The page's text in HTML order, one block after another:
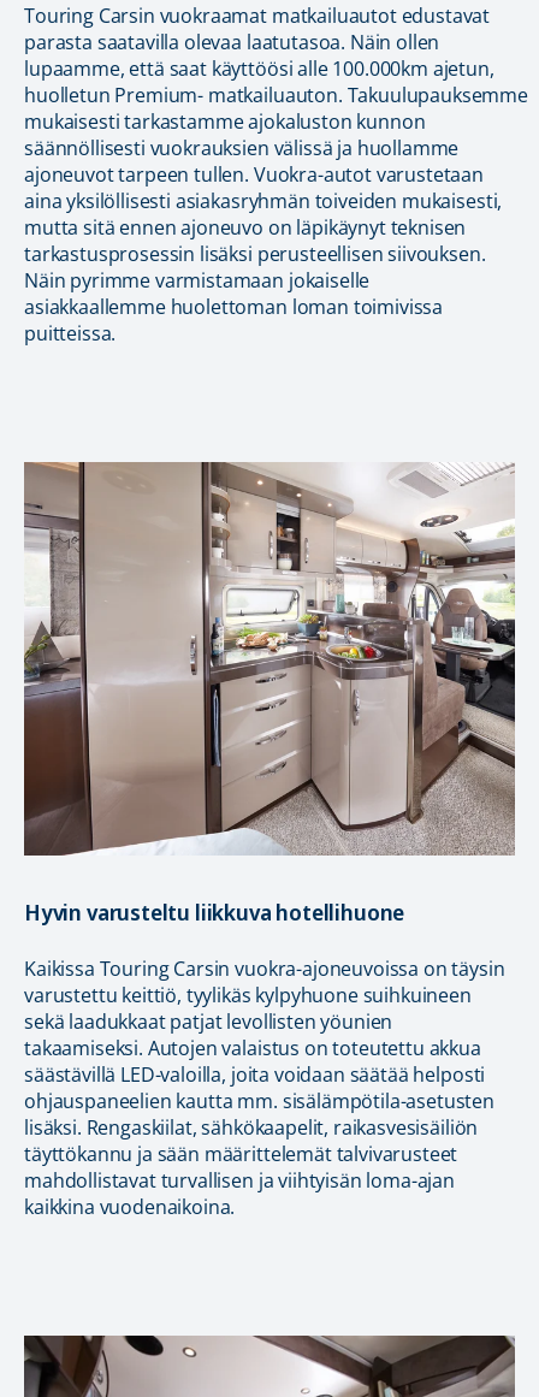
Touring Carsin vuokraamat matkailuautot edustavat
parasta saatavilla olevaa laatutasoa. Näin ollen
lupaamme, että saat käyttöösi alle 100.000km ajetun,
huolletun Premium- matkailuauton. Takuulupauksemme
mukaisesti tarkastamme ajokaluston kunnon
säännöllisesti vuokrauksien välissä ja huollamme
ajoneuvot tarpeen tullen. Vuokra-autot varustetaan
aina yksilöllisesti asiakasryhmän toiveiden mukaisesti,
mutta sitä ennen ajoneuvo on läpikäynyt teknisen
tarkastusprosessin lisäksi perusteellisen siivouksen.
Näin pyrimme varmistamaan jokaiselle
asiakkaallemme huolettoman loman toimivissa
puitteissa.
Hyvin varusteltu liikkuva hotellihuone
Kaikissa Touring Carsin vuokra-ajoneuvoissa on täysin
varustettu keittiö, tyylikäs kylpyhuone suihkuineen
sekä laadukkaat patjat levollisten yöunien
takaamiseksi. Autojen valaistus on toteutettu akkua
säästävillä LED-valoilla, joita voidaan säätää helposti
ohjauspaneelien kautta mm. sisälämpötila-asetusten
lisäksi. Rengaskiilat, sähkökaapelit, raikasvesisäiliön
täyttökannu ja sään määrittelemät talvivarusteet
mahdollistavat turvallisen ja viihtyisän loma-ajan
kaikkina vuodenaikoina.